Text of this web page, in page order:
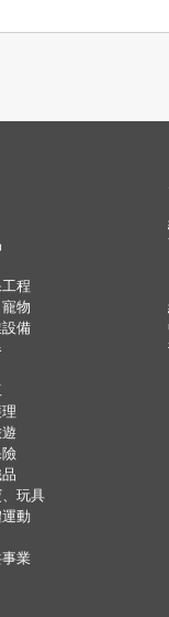
程
物
備
玩具
動
業